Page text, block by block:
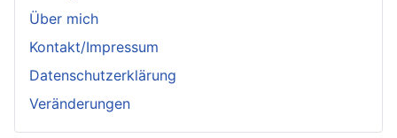
Über mich
Kontakt/Impressum
Datenschutzerklärung
Veränderungen